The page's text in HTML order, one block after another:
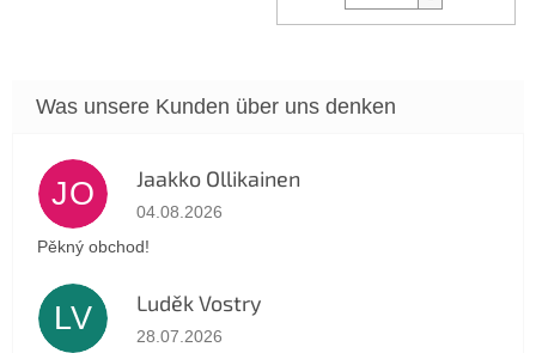
JO Jaakko Ollikainen
Die Shop-Bewertung beträgt 5 von 5 Sternen.
04.08.2026
Pěkný obchod!
LV Luděk Vostry
Die Shop-Bewertung beträgt 5 von 5 Sternen.
28.07.2026